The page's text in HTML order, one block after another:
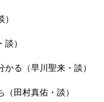
）
る（早川聖来・談）
田村真佑・談）